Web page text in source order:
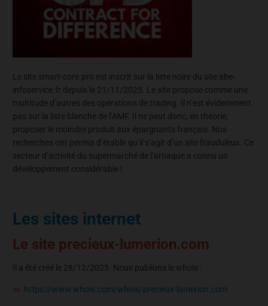
Le site smart-core.pro est inscrit sur la liste noire du site abe-
infoservice.fr depuis le 21/11/2025. Le site propose comme une
multitude d’autres des opérations de trading. Il n’est évidemment
pas sur la liste blanche de l’AMF. Il ne peut donc, en théorie,
proposer le moindre produit aux épargnants français. Nos
recherches ont permis d’établir qu’il s’agit d’un site frauduleux. Ce
secteur d’activité du supermarché de l’arnaque a connu un
développement considérable !
Les sites internet
Le site precieux-lumerion.com
Il a été créé le 28/12/2025. Nous publions le whois :
https://www.whois.com/whois/precieux-lumerion.com